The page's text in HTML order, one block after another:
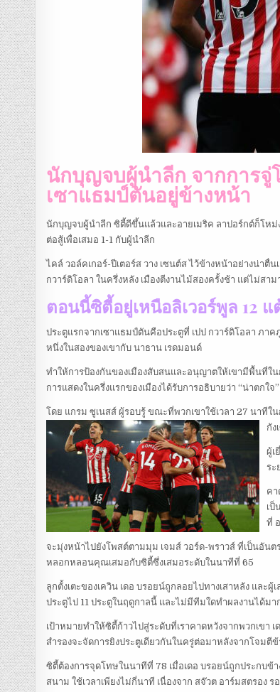
นักบุญจบผู้นำลีก จากการจู่
เซาแธมป์ตันอยู่ข้างหน้า
นักบุญจบผู้นำลีก ซิตี้ดีขึ้นแล้วและอายเมริค ลาปอร์กต์ก็โหม่
ต่อสู้เพื่อเสมอ 1-1 กับผู้นำลีก
ไคล์ วอล์คเกอร์-ปีเตอร์ส วาง เซนต์ส ไว้ข้างหน้าอย่างน่า
กวาร์ดิโอลา ในครึ่งหลัง เมืองตีงานไม้สองครั้งช้า แต่ไม่สา
ตอนนี้ซิตี้อยู่เหนือลิเวอร์พูล 12
ประตูแรกจากเซาแธมป์ตันคือประตูที่ เปป กวาร์ดิโอลา ภา
หนึ่งในสองของเขากับ นาธาน เรดมอนด์
ทำให้การป้องกันของเมืองสับสนและอนุญาตให้เขามีพื้นที่ใ
การแสดงในครึ่งแรกของเมืองได้รับการอธิบายว่า “น่าตกใจ”
โดย แกรม ซูเนสส์ ผู้รอบรู้ ขณะที่พวกเขาใช้เวลา 27 นาทีใ
กั
ผู้เ
ระ
คา
เป็
ที่
จะมุ่งหน้าไปยังโพสต์ตามมุม เจมส์ วอร์ด-พราวส์ ที่เป็นอัน
หลอกหลอนคุณเสมอกับซิตี้ซึ่งเสมอระดับในนาทีที่ 65
ลูกตั้งเตะของเควิน เดอ บรอยน์ถูกลอยไปทางเสาหลัง แล
ประตูไป 11 ประตูในฤดูกาลนี้ และไม่มีทีมใดทำผลงานได้มา
เป้าหมายทำให้ซิตี้ก้าวไปสู่ระดับที่เราคาดหวังจากพวกเขา
สำรองจะจัดการยิงประตูเดียวกันในครู่ต่อมาหลังจากโจมตีข้
ซิตี้ต้องการจุดโทษในนาทีที่ 78 เมื่อเดอ บรอยน์ถูกประกบข้
สนาม ใช้เวลาเพียงไม่กี่นาที เนื่องจาก สจ๊วต อาร์มสตรอง ร